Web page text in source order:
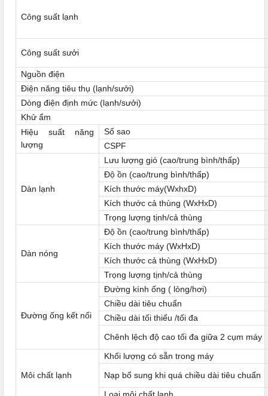
Công suất lạnh
Công suất sưởi
Nguồn điện
Điện năng tiêu thụ (lạnh/sưởi)
Dòng điện định mức (lạnh/sưởi)
Khử ẩm
Hiệu suất năng
lượng
Số sao
CSPF
Dàn lạnh
Lưu lượng gió (cao/trung bình/thấp)
Độ ồn (cao/trung bình/thấp)
Kích thước máy(WxhxD)
Kích thước cả thùng (WxHxD)
Trọng lượng tịnh/cả thùng
Dàn nóng
Độ ồn (cao/trung bình/thấp)
Kích thước máy (WxHxD)
Kích thước cả thùng (WxHxD)
Trọng lượng tịnh/cả thùng
Đường ống kết nối
Đường kính ống ( lỏng/hơi)
Chiều dài tiêu chuẩn
Chiều dài tối thiểu /tối đa
Chênh lệch độ cao tối đa giữa 2 cụm máy
Môi chất lạnh
Khối lượng có sẵn trong máy
Nạp bổ sung khi quá chiều dài tiêu chuẩn